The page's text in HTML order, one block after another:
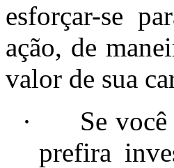
esforçar-se
ação, de
valor de sua
·
Se
prefira